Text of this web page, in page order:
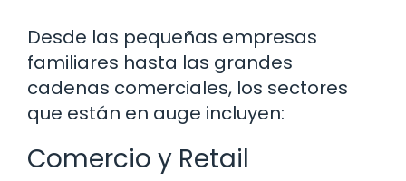
Desde las pequeñas empresas
familiares hasta las grandes
cadenas comerciales, los sectores
que están en auge incluyen:
Comercio y Retail